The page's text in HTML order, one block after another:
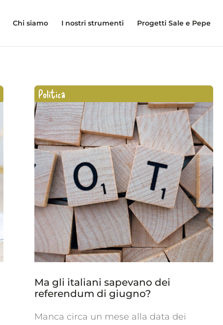
Chi siamo I nostri strumenti Progetti Sale e Pepe
Politica
Ma gli italiani sapevano dei
referendum di giugno?
Manca circa un mese alla data dei